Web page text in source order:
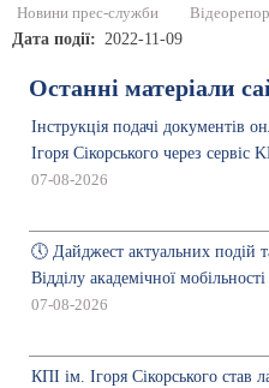
Новини прес-служби
Дата події 2022-11-09
Останні матеріали
Інструкція подачі документів
Ігоря Сікорського через сервіс
07-08-2026
🕔 Дайджест актуальних подій
Відділу академічної мобільності
07-08-2026
КПІ ім. Ігоря Сікорського став